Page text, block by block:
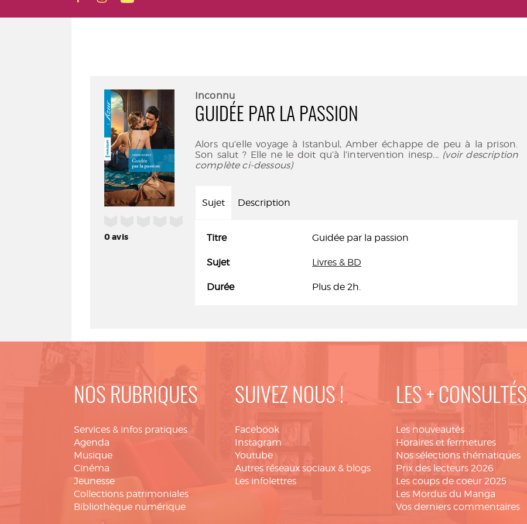
0avis
Inconnu
GUIDÉE PAR LA PASSION
Alors qu’elle voyage à Istanbul, Amber échappe de peu à la prison.
Son salut ? Elle ne le doit qu’à l’intervention inesp... (voir description
complète ci-dessous)
Sujet Description
Titre Guidée par la passion
Sujet Livres & BD
Durée Plus de 2h.
NOS RUBRIQUES
Services & infos pratiques
Agenda
Musique
Cinéma
Jeunesse
Collections patrimoniales
Bibliothèque numérique
SUIVEZ NOUS !
Facebook
Instagram
Youtube
Autres réseaux sociaux & blogs
Les infolettres
LES + CONSULTÉS
Les nouveautés
Horaires et fermetures
Nos sélections thématiques
Prix des lecteurs 2026
Les coups de coeur 2025
Les Mordus du Manga
Vos derniers commentaires